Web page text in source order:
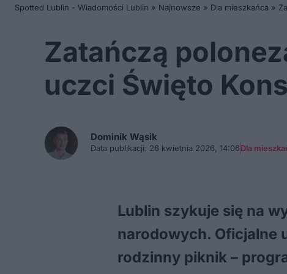
Spotted Lublin - Wiadomości Lublin » Najnowsze » Dla mieszkańca »
Zatańczą
uczci Święto
Dominik Wąsik
Data publikacji: 26 kwietnia 2026, 14:06Dla
Lublin szykuje się na
narodowych. Oficjalne
rodzinny piknik –